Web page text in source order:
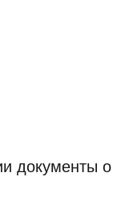
документы о